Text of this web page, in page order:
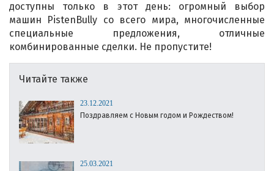
доступны только в этот день: огромный выбор
машин PistenBully со всего мира, многочисленные
специальные предложения, отличные
комбинированные сделки. Не пропустите!
Читайте также
23.12.2021
Поздравляем с Новым годом и Рождеством!
25.03.2021